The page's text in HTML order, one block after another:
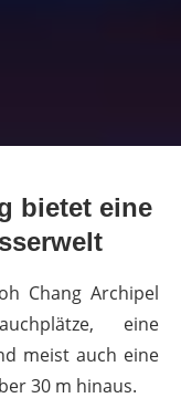
bietet eine
Chang Archipel
eine
meist auch eine
30 m hinaus.